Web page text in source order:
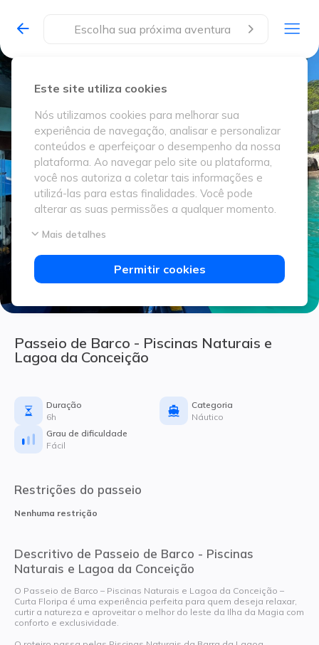
Este site utiliza cookies
Nós utilizamos cookies para melhorar sua
experiência de navegação, analisar e personalizar
conteúdos e aperfeiçoar o desempenho da nossa
plataforma. Ao navegar pelo site ou plataforma,
você nos autoriza a coletar tais informações e
utilizá-las para estas finalidades. Você pode
alterar as suas permissões a qualquer momento.
Mais detalhes
Permitir cookies
Escolha sua próxima aventura
Passeio de Barco - Piscinas Naturais e
Lagoa da Conceição
Duração
6h
Categoria
Náutico
Grau de dificuldade
Fácil
Restrições do passeio
Nenhuma restrição
Descritivo de Passeio de Barco - Piscinas
Naturais e Lagoa da Conceição
O Passeio de Barco – Piscinas Naturais e Lagoa da Conceição –
Curta Floripa é uma experiência perfeita para quem deseja relaxar,
curtir a natureza e aproveitar o melhor do leste da Ilha da Magia com
conforto e exclusividade.